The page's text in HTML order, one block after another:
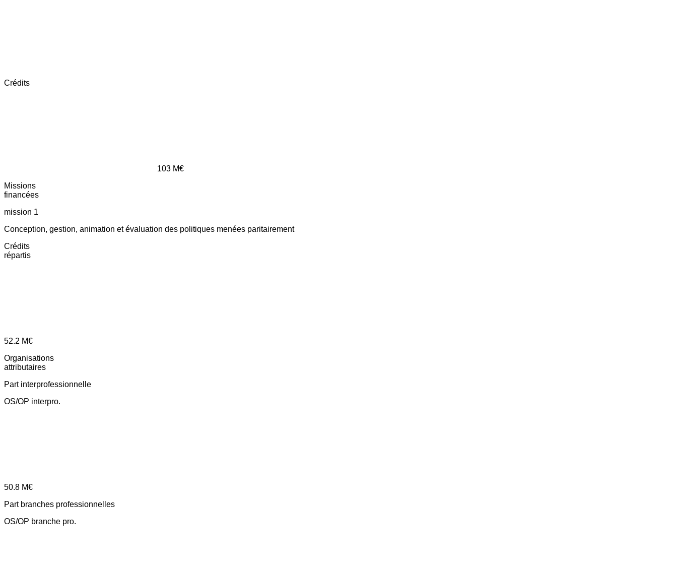
Crédits
103 M€
Missions
financées
mission 1
Conception, gestion, animation et évaluation des politiques menées paritairement
Crédits
répartis
52.2 M€
Organisations
attributaires
Part interprofessionnelle
OS/OP interpro.
50.8 M€
Part branches professionnelles
OS/OP branche pro.